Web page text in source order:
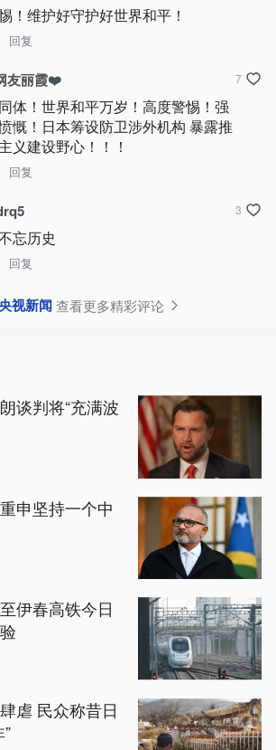
！维护好守护好世界和平！
回复
友丽霞❤️
体！世界和平万岁！高度警惕！强
慨！日本筹设防卫涉外机构 暴露推
义建设野心！！！
回复
7
忘历史
回复
3
视新闻查看更多精彩评论
谈判将“充满波
申坚持一个中
伊春高铁今日
虐 民众称昔日